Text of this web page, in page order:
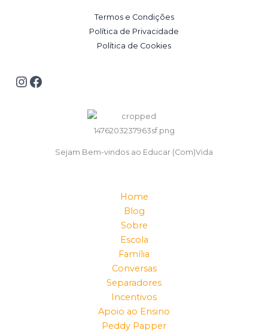
Termos e Condições
Política de Privacidade
Política de Cookies
Sejam Bem-vindos ao Educar (Com)Vida
Home
Blog
Sobre
Escola
Família
Conversas
Separadores
Incentivos
Apoio ao Ensino
Peddy Papper